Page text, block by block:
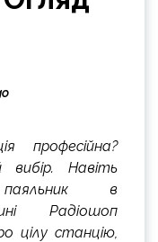
професійна?
вибір. Навіть
в
Радіошоп
цілу станцію,